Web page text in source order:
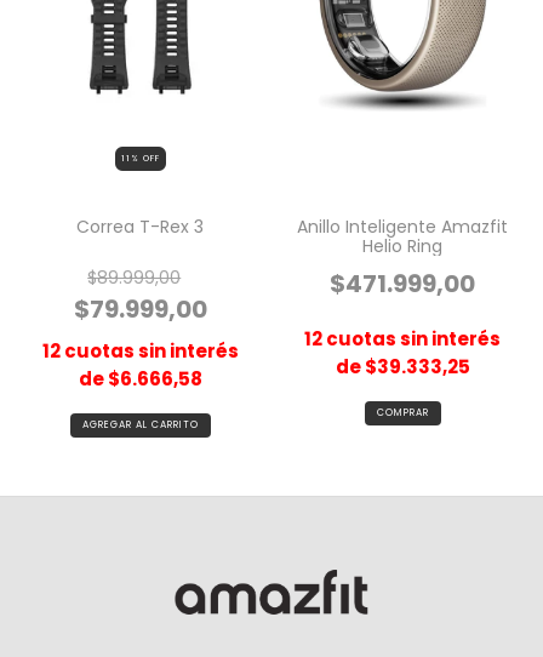
11 % OFF
Correa T-Rex 3
$89.999,00
$79.999,00
12 cuotas sin interés
de$6.666,58
Anillo Inteligente Amazfit
Helio Ring
$471.999,00
12cuotas sin interés
de$39.333,25
COMPRAR